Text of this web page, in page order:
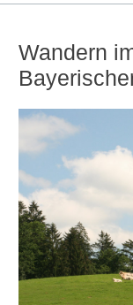
Wandern